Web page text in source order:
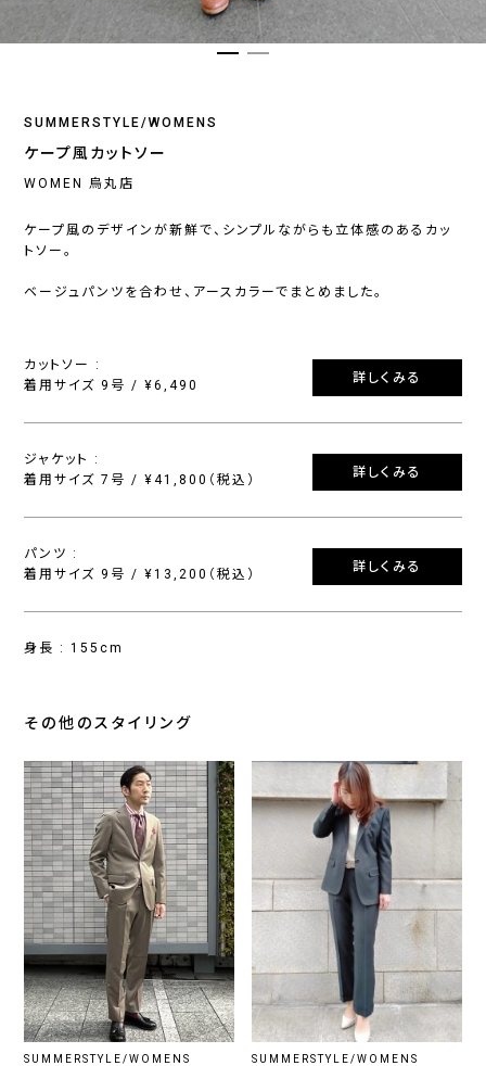
SUMMERSTYLE/WOMENS
ケープ風カットソー
WOMEN 烏丸店
ケープ風のデザインが新鮮で、シンプルながらも立体感のあるカッ
トソー。
ベージュパンツを合わせ、アースカラーでまとめました。
カットソー :
着用サイズ 9号 / ¥6,490
詳しくみる
ジャケット :
着用サイズ 7号 / ¥41,800（税込）
詳しくみる
パンツ :
着用サイズ 9号 / ¥13,200（税込）
詳しくみる
身長 : 155cm
その他のスタイリング
SUMMERSTYLE/WOMENS SUMMERSTYLE/WOMENS